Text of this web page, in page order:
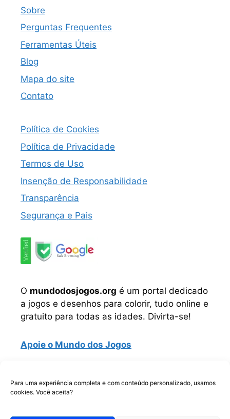
Para uma experiência completa e com conteúdo personalizado, usamos
cookies. Você aceita?
Sobre
Perguntas Frequentes
Ferramentas Úteis
Blog
Mapa do site
Contato
Política de Cookies
Política de Privacidade
Termos de Uso
Insenção de Responsabilidade
Transparência
Segurança e Pais
O mundodosjogos.org é um portal dedicado
a jogos e desenhos para colorir, tudo online e
gratuito para todas as idades. Divirta-se!
Apoie o Mundo dos Jogos
Telegram WhatsApp